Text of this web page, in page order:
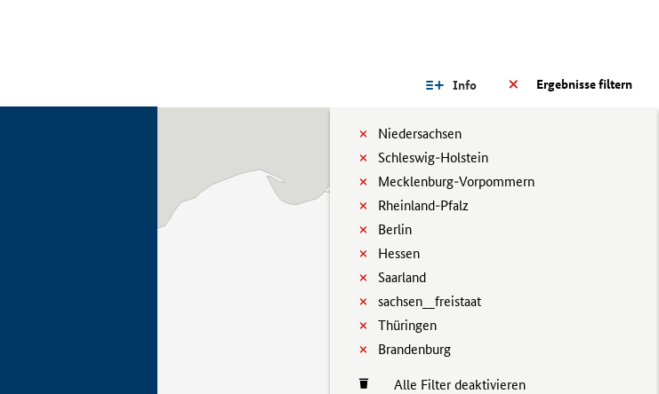
Ergebnisse filtern
Info
Niedersachsen
Schleswig-Holstein
Mecklenburg-Vorpommern
Rheinland-Pfalz
Berlin
Hessen
Saarland
sachsen__freistaat
Thüringen
Brandenburg
Alle Filter deaktivieren